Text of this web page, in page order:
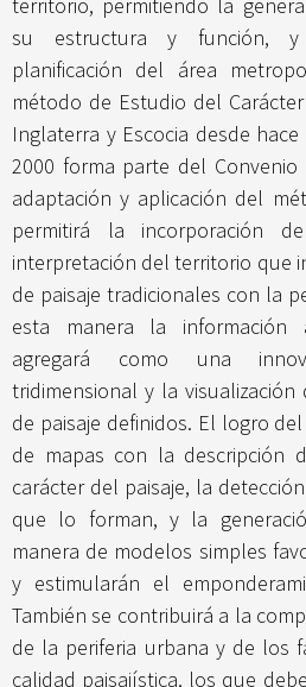
territorio, permitiendo la
su estructura y función,
planificación del área
método de Estudio del
Inglaterra y Escocia desde
2000 forma parte del Convenio
adaptación y aplicación del
permitirá la incorporación
interpretación del territorio que
de paisaje tradicionales con la
esta manera la
agregará como una
tridimensional y la
de paisaje definidos. El logro
de mapas con la descripción
carácter del paisaje, la
que lo forman, y la
manera de modelos simples
y estimularán el
También se contribuirá a la
de la periferia urbana y de los
calidad paisajística, los que